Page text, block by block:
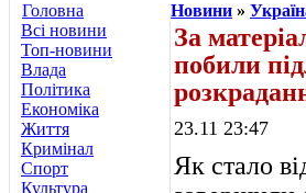
Головна
Всі новини
Топ-новини
Влада
Політика
Економіка
Життя
Кримінал
Спорт
Культура
Новини »
За
побили
23.11 23:47
Як стало